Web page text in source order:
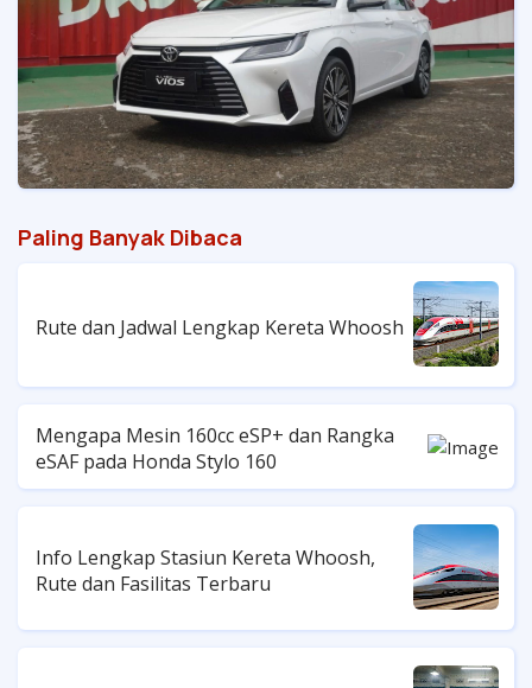
Paling Banyak Dibaca
Rute dan Jadwal Lengkap Kereta Whoosh
Mengapa Mesin 160cc eSP+ dan Rangka
eSAF pada Honda Stylo 160
Info Lengkap Stasiun Kereta Whoosh,
Rute dan Fasilitas Terbaru